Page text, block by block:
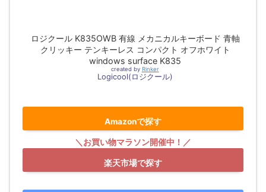
ロジクール K835OWB 有線 メカニカルキーボード 青軸
クリッキー テンキーレス コンパクト オフホワイト
windows surface K835
created by Rinker
Logicool(ロジクール)
Amazonで探す
楽天市場で探す